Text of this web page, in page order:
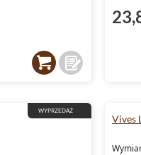
WYPRZEDAŻ
Vives